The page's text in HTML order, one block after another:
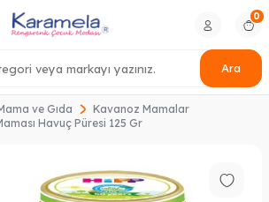
Ara
0
ve Gıda
Kavanoz Mamalar
Havuç Püresi 125 Gr